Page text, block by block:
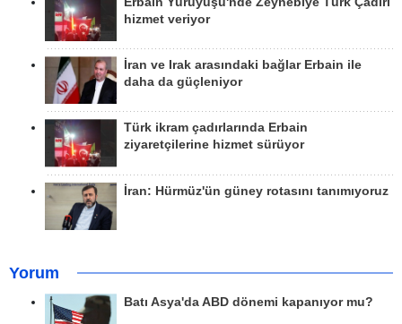
hizmet veriyor
İran ve Irak arasındaki bağlar Erbain ile
daha da güçleniyor
Türk ikram çadırlarında Erbain
ziyaretçilerine hizmet sürüyor
İran: Hürmüz'ün güney rotasını tanımıyoruz
Yorum
Batı Asya'da ABD dönemi kapanıyor mu?